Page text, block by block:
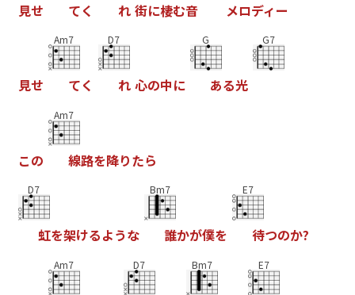
見せ てく れ 街に棲む音 メロディー
見せ
Am7
てく
D7
れ 心の中に
G
ある光
G7
この
Am7
線路を降りたら
D7
虹を架けるような
Bm7
誰かが僕を
E7
待つのか?
Am7 D7 Bm7 E7